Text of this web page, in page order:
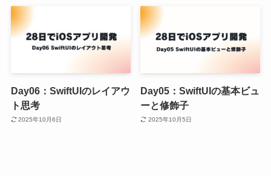
Day06：SwiftUIのレイアウ
ト思考
2025年10月6日
Day05：SwiftUIの基本ビュ
ーと修飾子
2025年10月5日